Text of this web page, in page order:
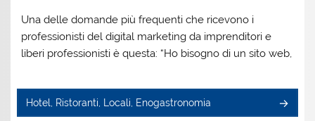
Una delle domande più frequenti che ricevono i
professionisti del digital marketing da imprenditori e
liberi professionisti è questa: “Ho bisogno di un sito web,
Hotel, Ristoranti, Locali, Enogastronomia